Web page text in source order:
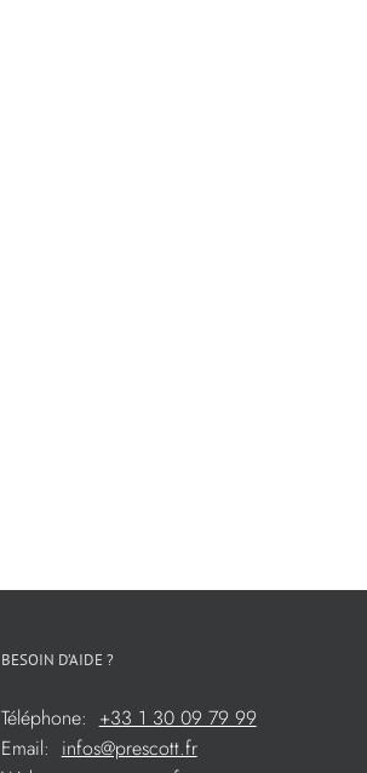
BESOIN D’AIDE ?
Téléphone: +33 1 30 09 79 99
Email: infos@prescott.fr